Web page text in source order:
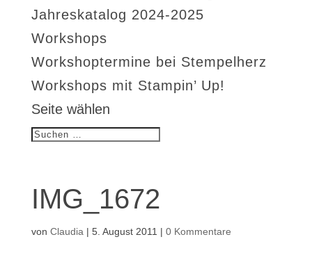
Jahreskatalog 2024-2025
Workshops
Workshoptermine bei Stempelherz
Workshops mit Stampin’ Up!
Seite wählen
IMG_1672
von Claudia | 5. August 2011 | 0 Kommentare